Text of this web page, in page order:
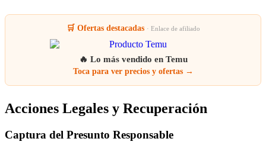
🛒 Ofertas destacadas · Enlace de afiliado
🔥 Lo más vendido en Temu
Toca para ver precios y ofertas →
Acciones Legales y Recuperación
Captura del Presunto Responsable